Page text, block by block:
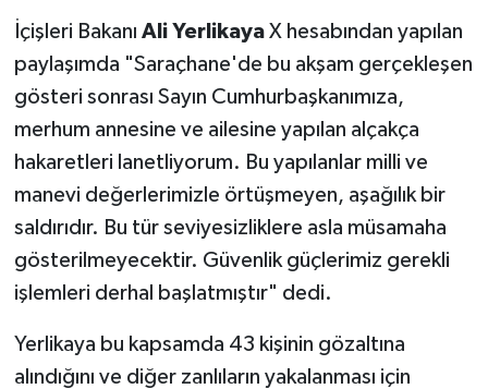
İçişleri Bakanı Ali YerlikayaX hesabından yapılan
paylaşımda "Saraçhane'de bu akşam gerçekleşen
gösteri sonrası Sayın Cumhurbaşkanımıza,
merhum annesine ve ailesine yapılan alçakça
hakaretleri lanetliyorum. Bu yapılanlar milli ve
manevi değerlerimizle örtüşmeyen, aşağılık bir
saldırıdır. Bu tür seviyesizliklere asla müsamaha
gösterilmeyecektir. Güvenlik güçlerimiz gerekli
işlemleri derhal başlatmıştır" dedi.
Yerlikaya bu kapsamda 43 kişinin gözaltına
alındığını ve diğer zanlıların yakalanması için